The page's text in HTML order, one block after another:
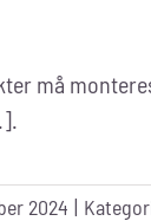
må
2024 |